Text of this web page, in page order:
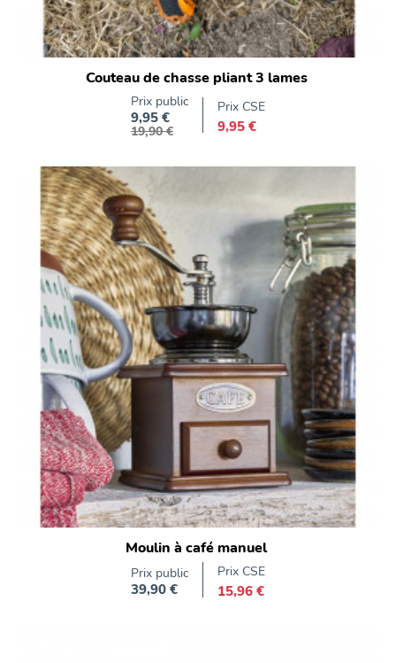
Couteau de chasse pliant 3 lames
Prix public
Prix
9,95 €
Prix de base
19,90 €
Prix CSE
9,95 €
Moulin à café manuel
Prix public
Prix
39,90 €
Prix CSE
15,96 €